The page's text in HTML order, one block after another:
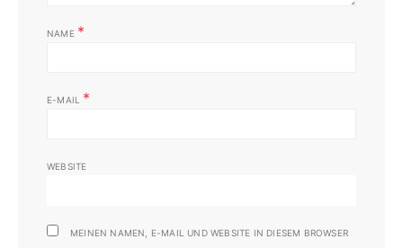
NAME *
E-MAIL *
WEBSITE
MEINEN NAMEN, E-MAIL UND WEBSITE IN DIESEM BROWSER